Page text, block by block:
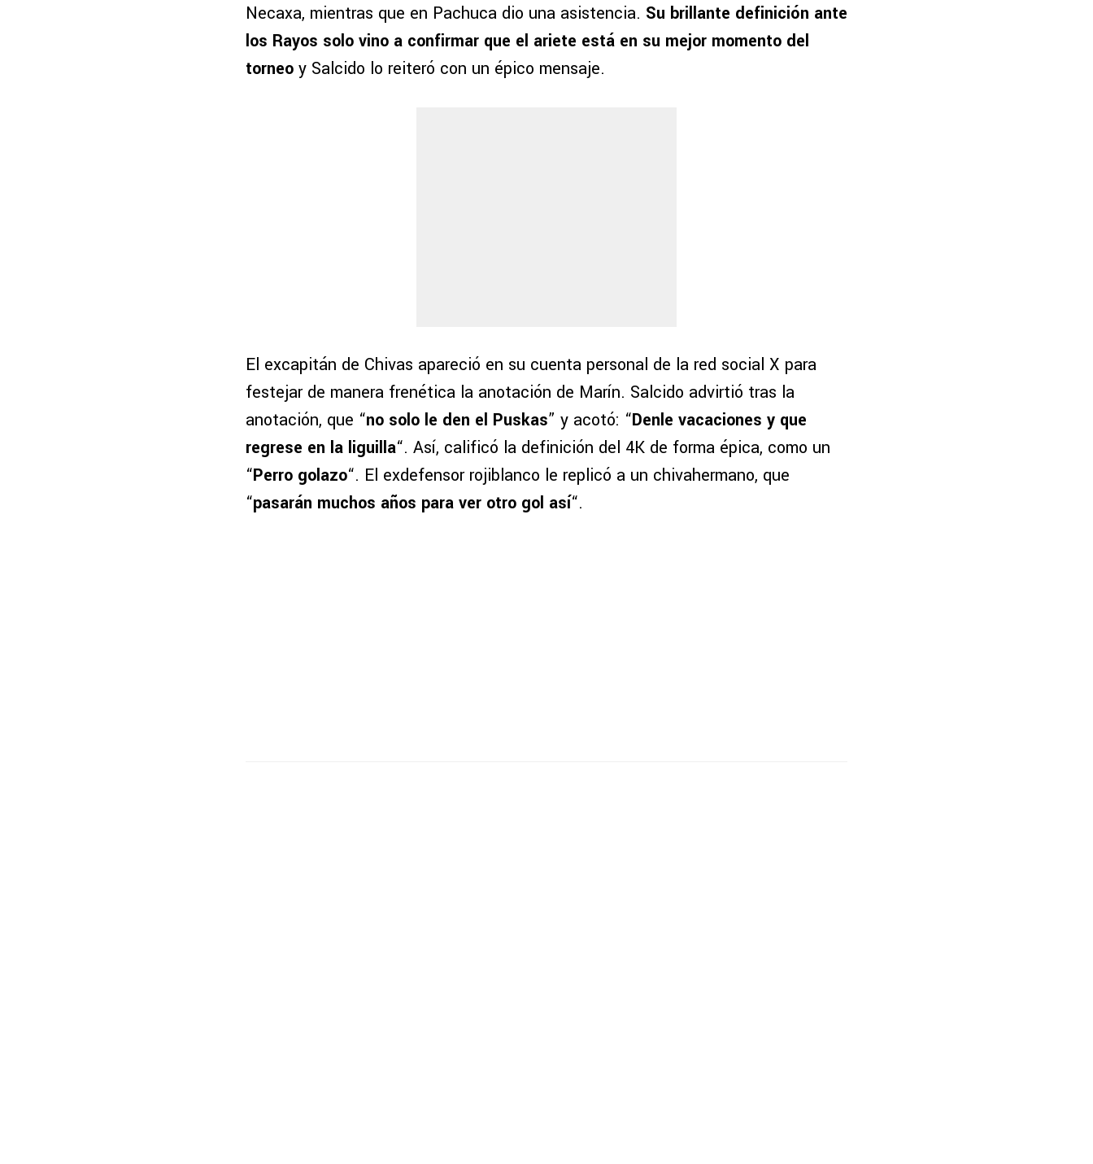
Necaxa, mientras que en Pachuca dio una asistencia. Su brillante definición ante
los Rayos solo vino a confirmar que el ariete está en su mejor momento del
torneo y Salcido lo reiteró con un épico mensaje.
El excapitán de Chivas apareció en su cuenta personal de la red social X para
festejar de manera frenética la anotación de Marín. Salcido advirtió tras la
anotación, que “no solo le den el Puskas” y acotó: “Denle vacaciones y que
regrese en la liguilla“. Así, calificó la definición del 4K de forma épica, como un
“Perro golazo“. El exdefensor rojiblanco le replicó a un chivahermano, que
“pasarán muchos años para ver otro gol así“.